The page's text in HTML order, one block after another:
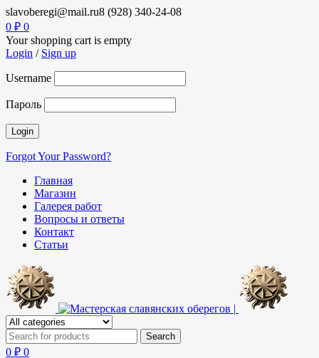
slavoberegi@mail.ru8 (928) 340-24-08
0 ₽ 0
Your shopping cart is empty
Login / Sign up
Username
Пароль
Forgot Your Password?
Главная
Магазин
Галерея работ
Вопросы и ответы
Контакт
Статьи
0 ₽ 0